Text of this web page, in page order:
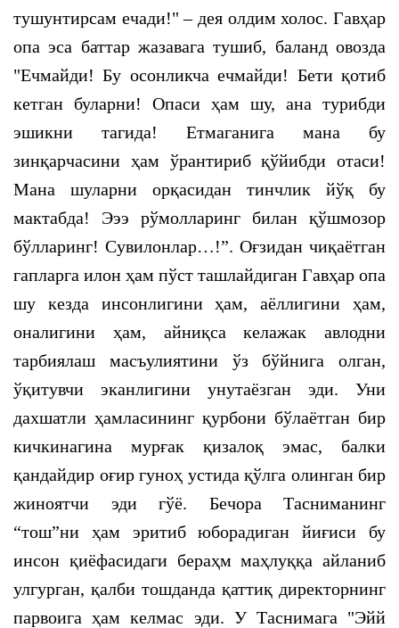
тушунтирсам ечади!" – дея олдим холос. Гавҳар
опа эса баттар жазавага тушиб, баланд овозда
"Ечмайди! Бу осонликча ечмайди! Бети қотиб
кетган буларни! Опаси ҳам шу, ана турибди
эшикни тагида! Етмаганига мана бу
зинқарчасини ҳам ўрантириб қўйибди отаси!
Мана шуларни орқасидан тинчлик йўқ бу
мактабда! Эээ рўмолларинг билан қўшмозор
бўлларинг! Сувилонлар…!”. Оғзидан чиқаётган
гапларга илон ҳам пўст ташлайдиган Гавҳар опа
шу кезда инсонлигини ҳам, аёллигини ҳам,
оналигини ҳам, айниқса келажак авлодни
тарбиялаш масъулиятини ўз бўйнига олган,
ўқитувчи эканлигини унутаёзган эди. Уни
дахшатли ҳамласининг қурбони бўлаётган бир
кичкинагина мурғак қизалоқ эмас, балки
қандайдир оғир гуноҳ устида қўлга олинган бир
жиноятчи эди гўё. Бечора Тасниманинг
“тош”ни ҳам эритиб юборадиган йиғиси бу
инсон қиёфасидаги бераҳм маҳлуққа айланиб
улгурган, қалби тошданда қаттиқ директорнинг
парвоига ҳам келмас эди. У Таснимага "Эйй